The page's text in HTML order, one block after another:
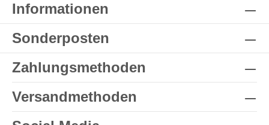
Informationen
Sonderposten
Zahlungsmethoden
Versandmethoden